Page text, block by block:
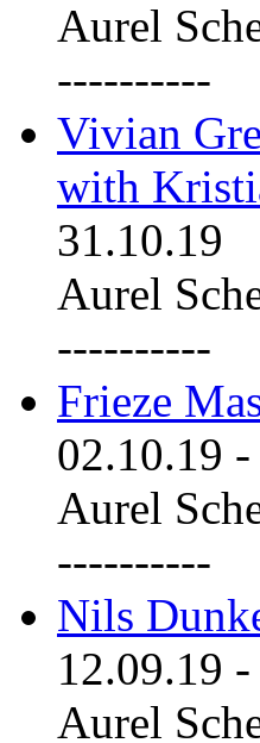
Aurel
----------
Vivian
with
31.10.19
Aurel
----------
Frieze
02.10.19 -
Aurel
----------
Nils
12.09.19 -
Aurel